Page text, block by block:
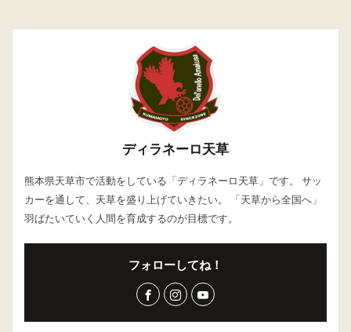
ディラネーロ天草
熊本県天草市で活動をしている「ディラネーロ天草」です。 サッ
カーを通して、天草を盛り上げていきたい。 「天草から全国へ」
羽ばたいていく人間を育成するのが目標です。
フォローしてね！